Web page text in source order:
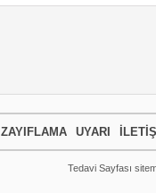
ZAYIFLAMA UYARI
Tedavi Sayfası